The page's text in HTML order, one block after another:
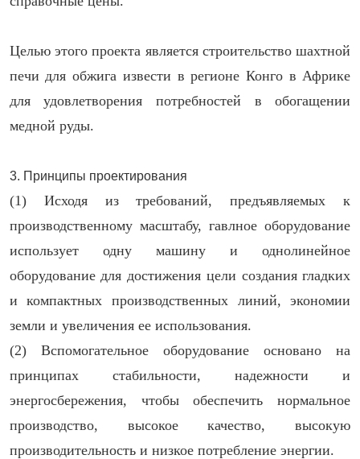
Целью этого проекта является строительство шахтной
печи для обжига извести в регионе Конго в Африке
для удовлетворения потребностей в обогащении
медной руды.
3. Принципы проектирования
(1) Исходя из требований, предъявляемых к
производственному масштабу, гавлное оборудование
использует одну машину и однолинейное
оборудование для достижения цели создания гладких
и компактных производственных линий, экономии
земли и увеличения ее использования.
(2) Вспомогательное оборудование основано на
принципах стабильности, надежности и
энергосбережения, чтобы обеспечить нормальное
производство, высокое качество, высокую
производительность и низкое потребление энергии.